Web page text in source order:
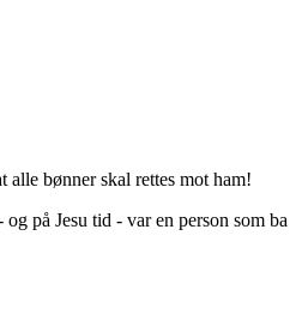
alle bønner skal rettes mot ham!
på Jesu tid - var en person som ba